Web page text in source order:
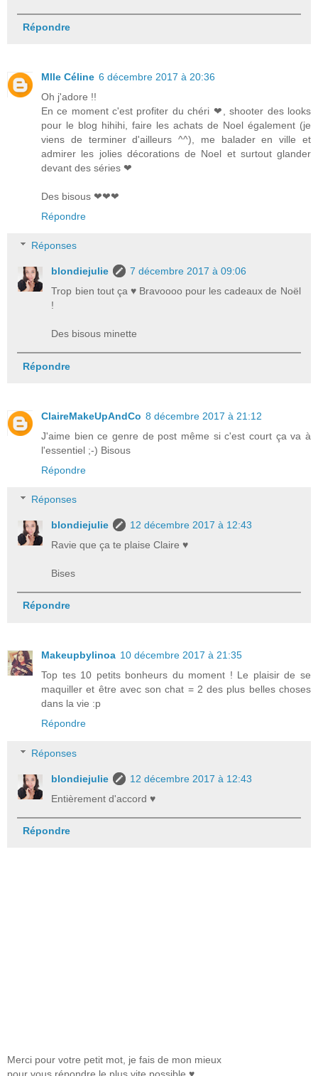
Répondre
Mlle Céline 6 décembre 2017 à 20:36
Oh j'adore !!
En ce moment c'est profiter du chéri ❤, shooter des looks
pour le blog hihihi, faire les achats de Noel également (je
viens de terminer d'ailleurs ^^), me balader en ville et
admirer les jolies décorations de Noel et surtout glander
devant des séries ❤
Des bisous ❤❤❤
Répondre
Réponses
blondiejulie
7 décembre 2017 à 09:06
Trop bien tout ça ♥ Bravoooo pour les cadeaux de Noël
!
Des bisous minette
Répondre
ClaireMakeUpAndCo 8 décembre 2017 à 21:12
J'aime bien ce genre de post même si c'est court ça va à
l'essentiel ;-) Bisous
Répondre
Réponses
blondiejulie
12 décembre 2017 à 12:43
Ravie que ça te plaise Claire ♥
Bises
Répondre
Makeupbylinoa 10 décembre 2017 à 21:35
Top tes 10 petits bonheurs du moment ! Le plaisir de se
maquiller et être avec son chat = 2 des plus belles choses
dans la vie :p
Répondre
Réponses
blondiejulie
12 décembre 2017 à 12:43
Entièrement d'accord ♥
Répondre
Merci pour votre petit mot, je fais de mon mieux